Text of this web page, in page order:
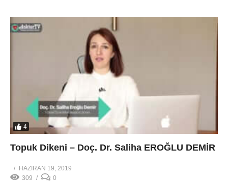
4
Topuk Dikeni – Doç. Dr. Saliha EROĞLU DEMİR
HAZIRAN 19, 2019
309
0